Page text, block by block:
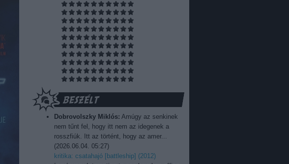
Dobrovolszky Miklós: Amúgy az senkinek
nem tűnt fel, hogy itt nem az idegenek a
rosszfiúk. Itt az történt, hogy az amer...
(2026.06.04. 05:27)
kritika: csatahajó [battleship] (2012)